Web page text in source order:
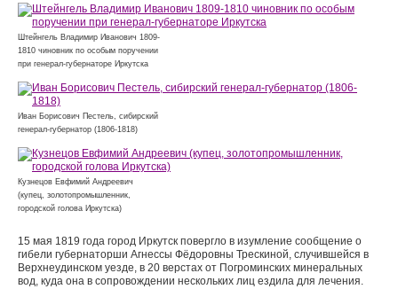
Штейнгель Владимир Иванович 1809-
1810 чиновник по особым поручении
при генерал-губернаторе Иркутска
Иван Борисович Пестель, сибирский
генерал-губернатор (1806-1818)
Кузнецов Евфимий Андреевич
(купец, золотопромышленник,
городской голова Иркутска)
15 мая 1819 года город Иркутск повергло в изумление сообщение о
гибели губернаторши Агнессы Фёдоровны Трескиной, случившейся в
Верхнеудинском уезде, в 20 верстах от Погроминских минеральных
вод, куда она в сопровождении нескольких лиц ездила для лечения.